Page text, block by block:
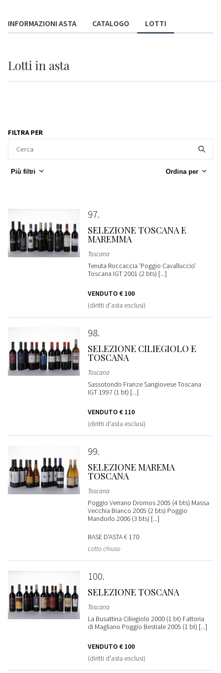
INFORMAZIONI ASTA CATALOGO LOTTI
Lotti in asta
FILTRA PER
Più filtri Ordina per
97
SELEZIONE TOSCANA E
MAREMMA
Toscana
Tenuta Roccaccia 'Poggio Cavalluccio'
Toscana IGT 2001 (2 bts) [...]
VENDUTO € 100
(diritti d'asta esclusi)
98
SELEZIONE CILIEGIOLO E
TOSCANA
Toscana
Sassotondo Franze Sangiovese Toscana
IGT 1997 (1 bt) [...]
VENDUTO € 110
(diritti d'asta esclusi)
99
SELEZIONE MAREMA
TOSCANA
Toscana
Poggio Verrano Dromos 2005 (4 bts) Massa
Vecchia Bianco 2005 (2 bts) Poggio
Mandorlo 2006 (3 bts) [...]
BASE D'ASTA€ 170
Lotto chiuso
100
SELEZIONE TOSCANA
Toscana
La Busattina Ciliegiolo 2000 (1 bt) Fattoria
di Magliano Poggio Bestiale 2005 (1 bt) [...]
VENDUTO € 100
(diritti d'asta esclusi)